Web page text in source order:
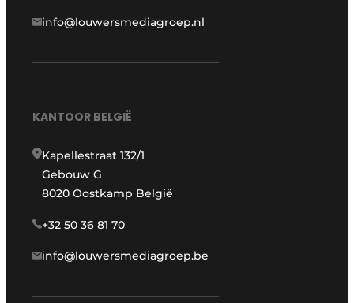
info@louwersmediagroep.nl
KANTOOR BELGIË
Kapellestraat 132/1
Gebouw G
8020 Oostkamp België
+32 50 36 81 70
info@louwersmediagroep.be